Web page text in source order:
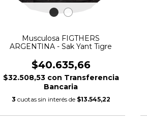
Musculosa FIGTHERS
ARGENTINA - Sak Yant Tigre
$40.635,66
$32.508,53 con Transferencia
Bancaria
3 cuotas sin interés de $13.545,22